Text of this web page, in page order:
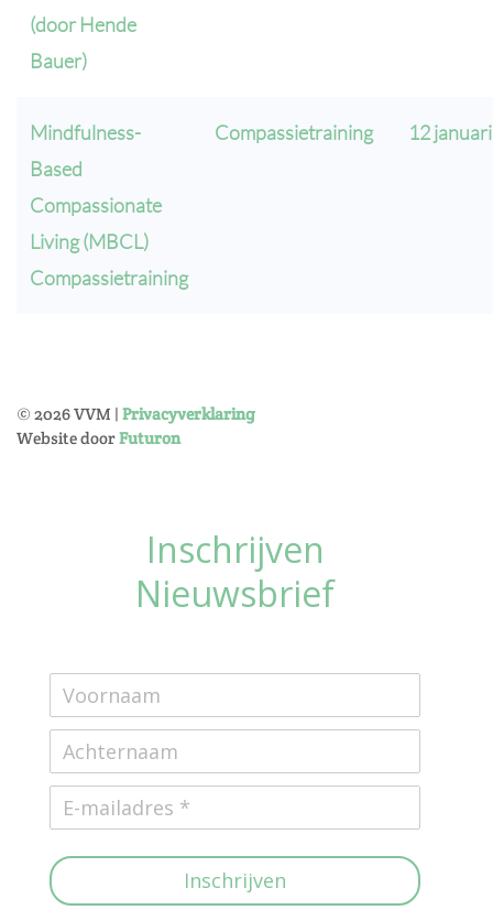
(door Hende
Bauer)
Mindfulness-
Based
Compassionate
Living (MBCL)
Compassietraining
Compassietraining 12 januari
© 2026VVM | Privacyverklaring
Website doorFuturon
Inschrijven
Nieuwsbrief
Inschrijven